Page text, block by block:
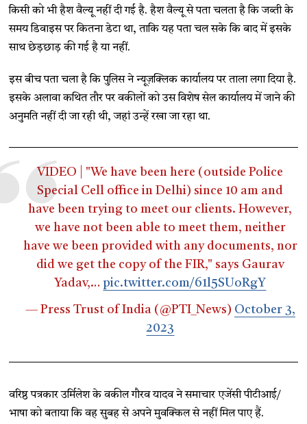
किसी को भी हैश वैल्यू नहीं दी गई है. हैश वैल्यू से पता चलता है कि जब्ती के
समय डिवाइस पर कितना डेटा था, ताकि यह पता चल सके कि बाद में इसके
साथ छेड़छाड़ की गई है या नहीं.
इस बीच पता चला है कि पुलिस ने न्यूज़क्लिक कार्यालय पर ताला लगा दिया है.
इसके अलावा कथित तौर पर वकीलों को उस विशेष सेल कार्यालय में जाने की
अनुमति नहीं दी जा रही थी, जहां उन्हें रखा जा रहा था.
VIDEO | "We have been here (outside Police
Special Cell office in Delhi) since 10 am and
have been trying to meet our clients. However,
we have not been able to meet them, neither
have we been provided with any documents, nor
did we get the copy of the FIR," says Gaurav
Yadav,…pic.twitter.com/61l5SUoRgY
— Press Trust of India (@PTI_News) October 3,
2023
वरिष्ठ पत्रकार उर्मिलेश के वकील गौरव यादव ने समाचार एजेंसी पीटीआई/
भाषा को बताया कि वह सुबह से अपने मुवक्किल से नहीं मिल पाए हैं.